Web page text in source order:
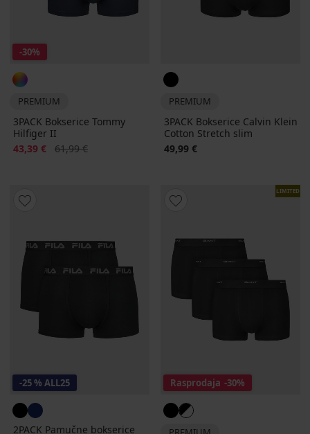
-30%
PREMIUM
3PACK Bokserice Tommy
Hilfiger II
Popust
43,39 € Prvobitna cijena
61,99 €
PREMIUM
3PACK Bokserice Calvin Klein
Cotton Stretch slim
49,99 €
-25 % ALL25
2PACK Pamučne bokserice
LIMITED
Rasprodaja -30%